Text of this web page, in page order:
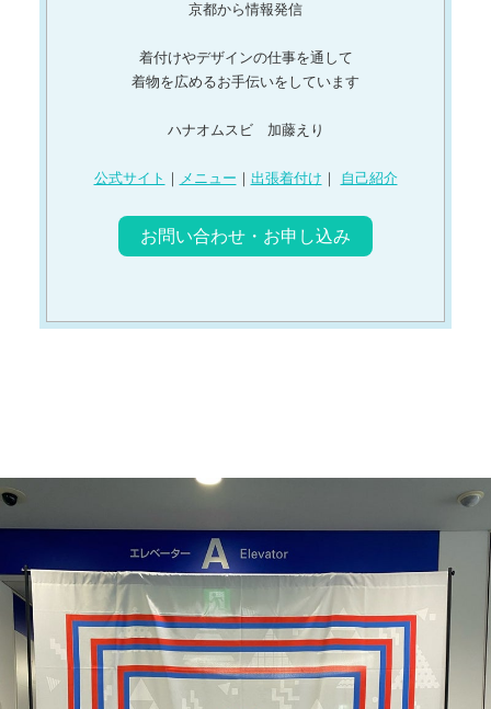
京都から情報発信
着付けやデザインの仕事を通して
着物を広めるお手伝いをしています
ハナオムスビ 加藤えり
公式サイト ｜ メニュー ｜ 出張着付け ｜ 自己紹介
お問い合わせ・お申し込み